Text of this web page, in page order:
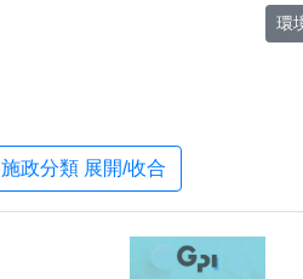
環
施政分類 展開/收合